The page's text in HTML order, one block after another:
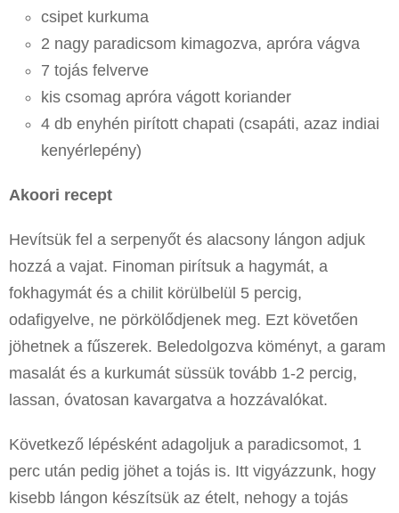
csipet kurkuma
2 nagy paradicsom kimagozva, apróra vágva
7 tojás felverve
kis csomag apróra vágott koriander
4 db enyhén pirított chapati (csapáti, azaz indiai
kenyérlepény)
Akoori recept
Hevítsük fel a serpenyőt és alacsony lángon adjuk
hozzá a vajat. Finoman pirítsuk a hagymát, a
fokhagymát és a chilit körülbelül 5 percig,
odafigyelve, ne pörkölődjenek meg. Ezt követően
jöhetnek a fűszerek. Beledolgozva köményt, a garam
masalát és a kurkumát süssük tovább 1-2 percig,
lassan, óvatosan kavargatva a hozzávalókat.
Következő lépésként adagoljuk a paradicsomot, 1
perc után pedig jöhet a tojás is. Itt vigyázzunk, hogy
kisebb lángon készítsük az ételt, nehogy a tojás